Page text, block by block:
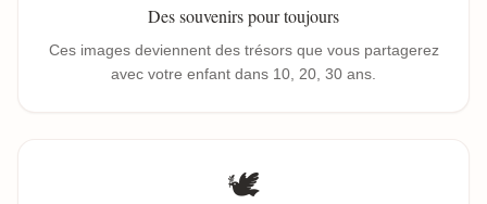
Des souvenirs pour toujours
Ces images deviennent des trésors que vous partagerez
avec votre enfant dans 10, 20, 30 ans.
🕊️